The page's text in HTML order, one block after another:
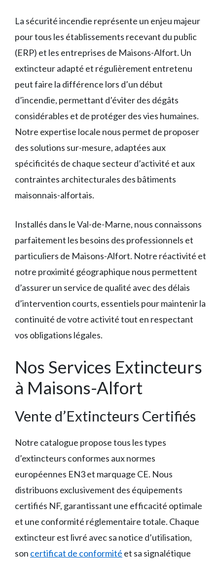
La sécurité incendie représente un enjeu majeur
pour tous les établissements recevant du public
(ERP) et les entreprises de Maisons-Alfort. Un
extincteur adapté et régulièrement entretenu
peut faire la différence lors d’un début
d’incendie, permettant d’éviter des dégâts
considérables et de protéger des vies humaines.
Notre expertise locale nous permet de proposer
des solutions sur-mesure, adaptées aux
spécificités de chaque secteur d’activité et aux
contraintes architecturales des bâtiments
maisonnais-alfortais.
Installés dans le Val-de-Marne, nous connaissons
parfaitement les besoins des professionnels et
particuliers de Maisons-Alfort. Notre réactivité et
notre proximité géographique nous permettent
d’assurer un service de qualité avec des délais
d’intervention courts, essentiels pour maintenir la
continuité de votre activité tout en respectant
vos obligations légales.
Nos Services Extincteurs
à Maisons-Alfort
Vente d’Extincteurs Certifiés
Notre catalogue propose tous les types
d’extincteurs conformes aux normes
européennes EN3 et marquage CE. Nous
distribuons exclusivement des équipements
certifiés NF, garantissant une efficacité optimale
et une conformité réglementaire totale. Chaque
extincteur est livré avec sa notice d’utilisation,
son certificat de conformité et sa signalétique